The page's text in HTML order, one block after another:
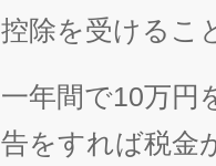
控除を受けるこ
一年間で10万円
告をすれば税金